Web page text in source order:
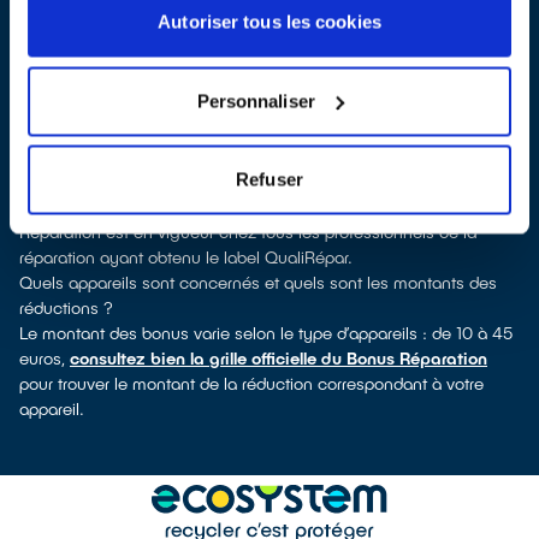
Autoriser tous les cookies
Personnaliser
Refuser
. En cliquant sur la fiche détaillée du réparateur, vous
découvrirez pour quels types d’appareils ce professionnel a
télé, smartphone, outils électriques : à chaque famille d’appareils
son réparateur spécialisé et labellisé QualiRépar.
Consulter l’annuaire
Comment bénéficier du Bonus Réparation à Thuré ?
Immédiatement déduit de la facture par le réparateur, le Bonus
Réparation est en vigueur chez tous les professionnels de la
réparation ayant obtenu le label QualiRépar.
Quels appareils sont concernés et quels sont les montants des
réductions ?
Le montant des bonus varie selon le type d’appareils : de 10 à 45
euros, consultez bien la grille officielle du Bonus Réparation
pour trouver le montant de la réduction correspondant à votre
appareil.